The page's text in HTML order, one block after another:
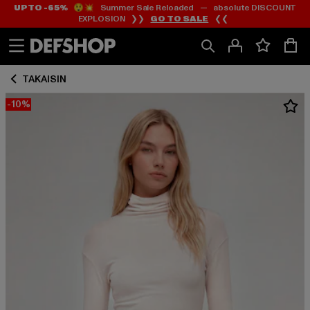
Siirry
Sisältö
Siirry
Footer
UP TO -65%😲💥 Summer Sale Reloaded — absolute DISCOUNT
EXPLOSION ❯❯ GO TO SALE ❮❮
TAKAISIN
-10%